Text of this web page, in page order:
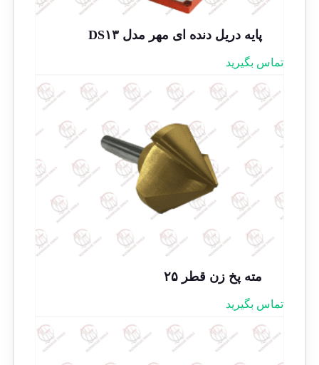
پایه دریل دنده ای مهر مدل DS۱۳
تماس بگیرید
مته پخ زن قطر ۲۵
تماس بگیرید